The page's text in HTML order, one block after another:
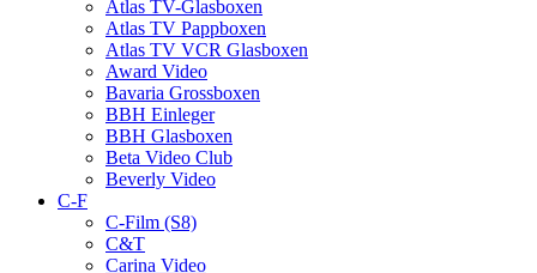
Atlas TV-Glasboxen
Atlas TV Pappboxen
Atlas TV VCR Glasboxen
Award Video
Bavaria Grossboxen
BBH Einleger
BBH Glasboxen
Beta Video Club
Beverly Video
C-F
C-Film (S8)
C&T
Carina Video